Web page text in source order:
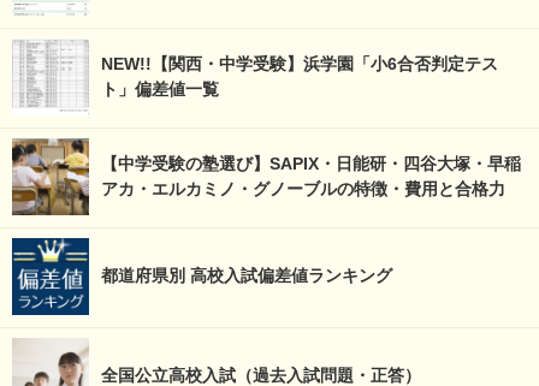
NEW!!【関西・中学受験】浜学園「小6合否判定テス
ト」偏差値一覧
【中学受験の塾選び】SAPIX・日能研・四谷大塚・早稲
アカ・エルカミノ・グノーブルの特徴・費用と合格力
都道府県別 高校入試偏差値ランキング
全国公立高校入試（過去入試問題・正答）